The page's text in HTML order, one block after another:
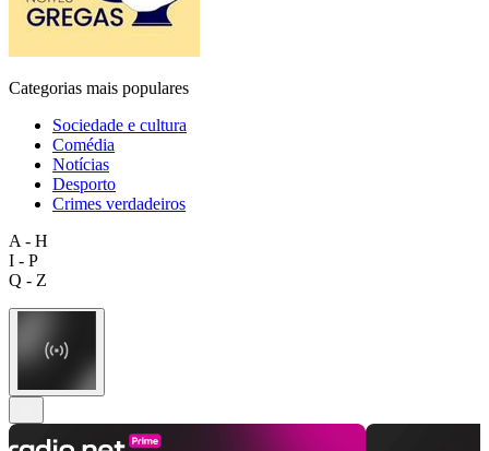
Categorias mais populares
Sociedade e cultura
Comédia
Notícias
Desporto
Crimes verdadeiros
A - H
I - P
Q - Z